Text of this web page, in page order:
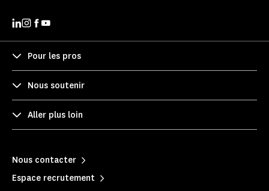
Pour les pros
Nous soutenir
Aller plus loin
Nous contacter
Espace recrutement